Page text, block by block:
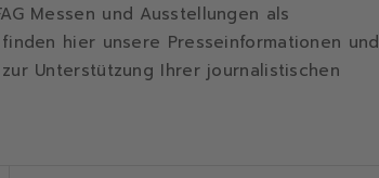
Messen und Ausstellungen als
hier unsere Presseinformationen und
Unterstützung Ihrer journalistischen